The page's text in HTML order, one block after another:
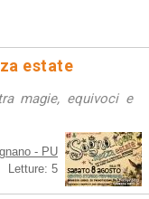
estate
magie, equivoci e
- PU
Letture: 5